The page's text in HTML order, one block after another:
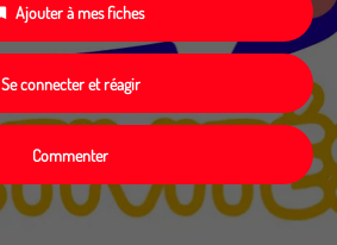
Ajouter à mes fiches
Se connecter et réagir
Commenter